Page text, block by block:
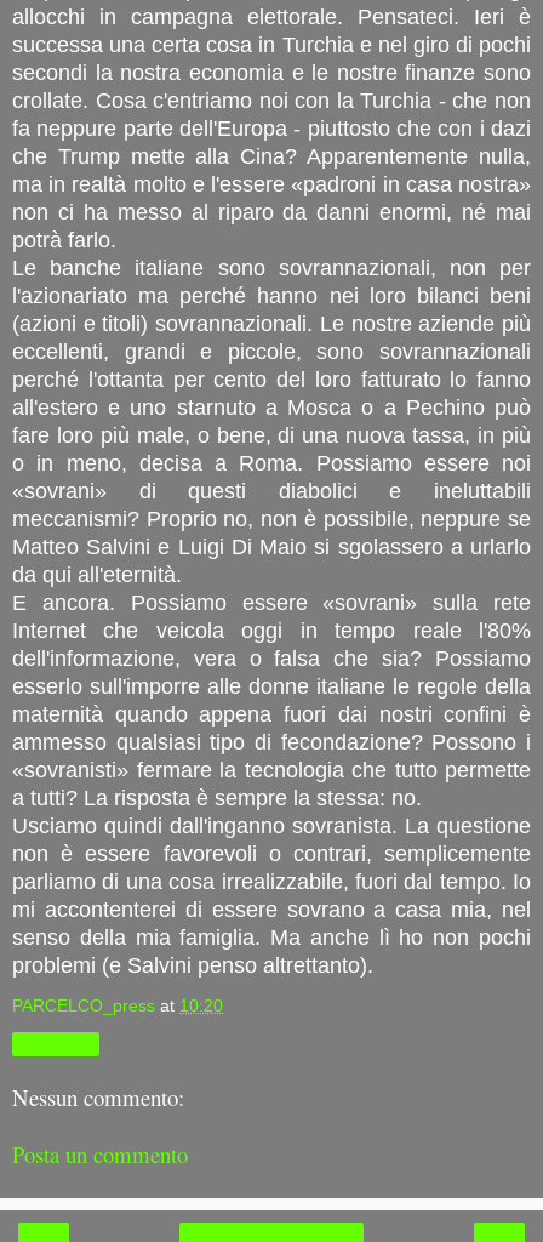
allocchi in campagna elettorale. Pensateci. Ieri è
successa una certa cosa in Turchia e nel giro di pochi
secondi la nostra economia e le nostre finanze sono
crollate. Cosa c'entriamo noi con la Turchia - che non
fa neppure parte dell'Europa - piuttosto che con i dazi
che Trump mette alla Cina? Apparentemente nulla,
ma in realtà molto e l'essere «padroni in casa nostra»
non ci ha messo al riparo da danni enormi, né mai
potrà farlo.
Le banche italiane sono sovrannazionali, non per
l'azionariato ma perché hanno nei loro bilanci beni
(azioni e titoli) sovrannazionali. Le nostre aziende più
eccellenti, grandi e piccole, sono sovrannazionali
perché l'ottanta per cento del loro fatturato lo fanno
all'estero e uno starnuto a Mosca o a Pechino può
fare loro più male, o bene, di una nuova tassa, in più
o in meno, decisa a Roma. Possiamo essere noi
«sovrani» di questi diabolici e ineluttabili
meccanismi? Proprio no, non è possibile, neppure se
Matteo Salvini e Luigi Di Maio si sgolassero a urlarlo
da qui all'eternità.
E ancora. Possiamo essere «sovrani» sulla rete
Internet che veicola oggi in tempo reale l'80%
dell'informazione, vera o falsa che sia? Possiamo
esserlo sull'imporre alle donne italiane le regole della
maternità quando appena fuori dai nostri confini è
ammesso qualsiasi tipo di fecondazione? Possono i
«sovranisti» fermare la tecnologia che tutto permette
a tutti? La risposta è sempre la stessa: no.
Usciamo quindi dall'inganno sovranista. La questione
non è essere favorevoli o contrari, semplicemente
parliamo di una cosa irrealizzabile, fuori dal tempo. Io
mi accontenterei di essere sovrano a casa mia, nel
senso della mia famiglia. Ma anche lì ho non pochi
problemi (e Salvini penso altrettanto).
PARCELCO_press at 10:20
Nessun commento:
Posta un commento